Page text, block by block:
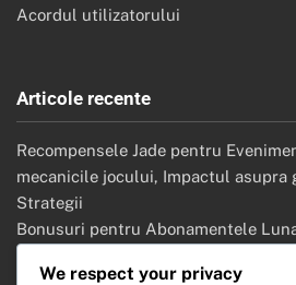
Acordul utilizatorului
Articole recente
Recompensele Jade pentru
mecanicile jocului, Impactul asupra
Strategii
Bonusuri pentru Abonamentele
raritate
We respect your privacy